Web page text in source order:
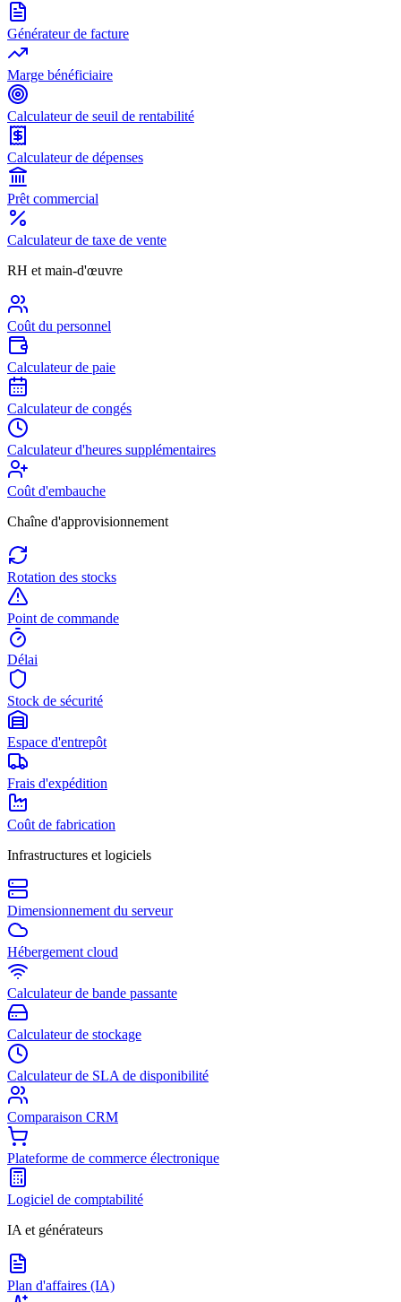
Générateur de facture
Marge bénéficiaire
Calculateur de seuil de rentabilité
Calculateur de dépenses
Prêt commercial
Calculateur de taxe de vente
RH et main-d'œuvre
Coût du personnel
Calculateur de paie
Calculateur de congés
Calculateur d'heures supplémentaires
Coût d'embauche
Chaîne d'approvisionnement
Rotation des stocks
Point de commande
Délai
Stock de sécurité
Espace d'entrepôt
Frais d'expédition
Coût de fabrication
Infrastructures et logiciels
Dimensionnement du serveur
Hébergement cloud
Calculateur de bande passante
Calculateur de stockage
Calculateur de SLA de disponibilité
Comparaison CRM
Plateforme de commerce électronique
Logiciel de comptabilité
IA et générateurs
Plan d'affaires (IA)